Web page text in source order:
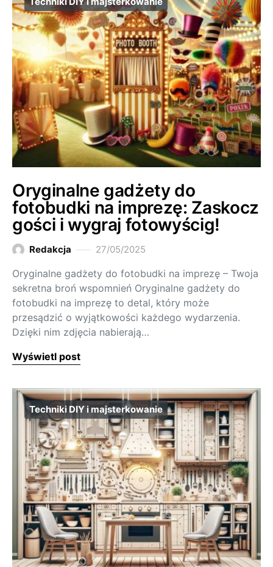
Oryginalne gadżety do
fotobudki na imprezę: Zaskocz
gości i wygraj fotowyścig!
Redakcja 27/05/2025
Oryginalne gadżety do fotobudki na imprezę – Twoja
sekretna broń wspomnień Oryginalne gadżety do
fotobudki na imprezę to detal, który może
przesądzić o wyjątkowości każdego wydarzenia.
Dzięki nim zdjęcia nabierają…
Wyświetl post
Techniki DIY i majsterkowanie